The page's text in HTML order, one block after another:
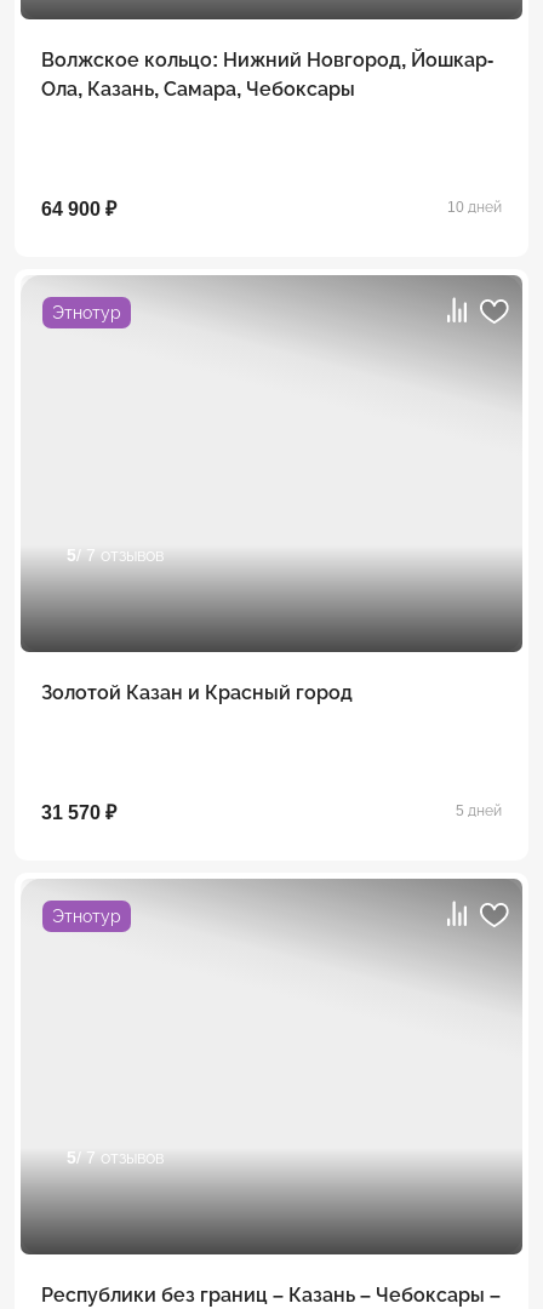
Волжское кольцо: Нижний Новгород, Йошкар-
Ола, Казань, Самара, Чебоксары
64 900 ₽ 10 дней
Этнотур
5/ 7 отзывов
Золотой Казан и Красный город
31 570 ₽ 5 дней
Этнотур
5/ 7 отзывов
Республики без границ – Казань – Чебоксары –